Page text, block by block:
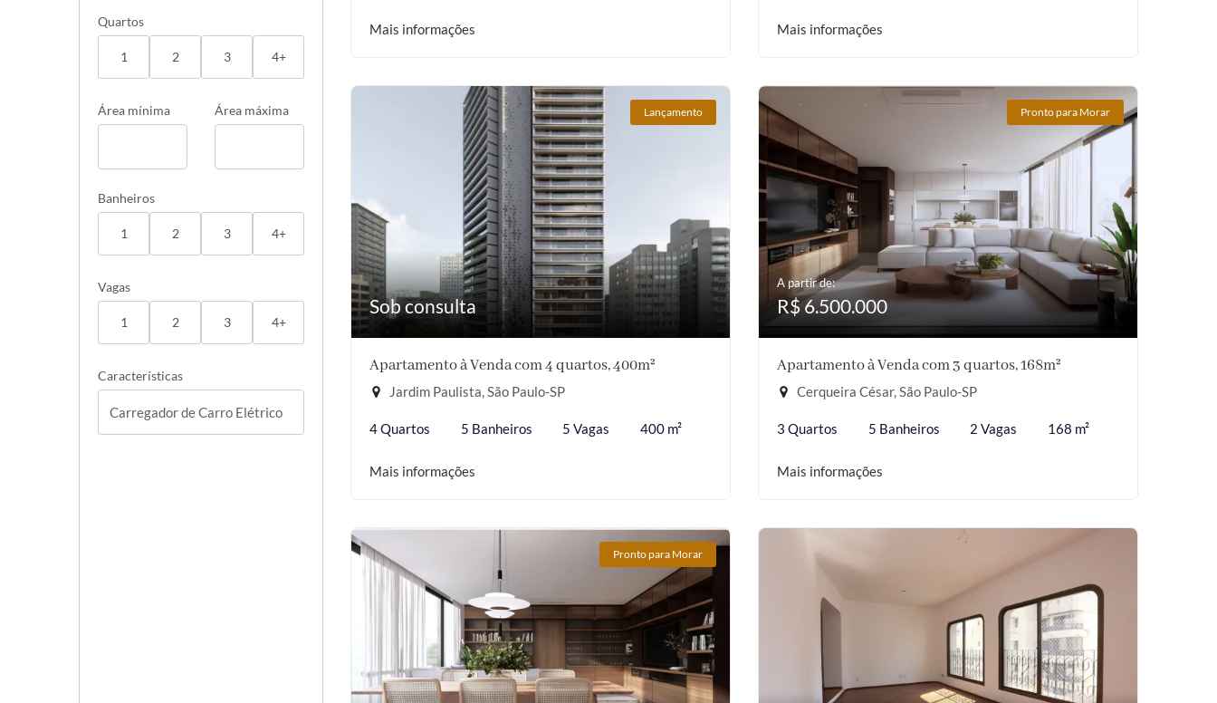
Quartos
1 2 3 4+
Área mínima Área máxima
Banheiros
1 2 3 4+
Vagas
1 2 3 4+
Características
Mais informações Mais informações
Lançamento
Sob consulta
Apartamento à Venda com 4 quartos, 400m²
Jardim Paulista, São Paulo-SP
4 Quartos 5 Banheiros 5 Vagas 400 m²
Mais informações
Pronto para Morar
A partir de:
R$ 6.500.000
Apartamento à Venda com 3 quartos, 168m²
Cerqueira César, São Paulo-SP
3 Quartos 5 Banheiros 2 Vagas 168 m²
Mais informações
Pronto para Morar